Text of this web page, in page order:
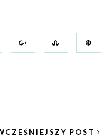
POST